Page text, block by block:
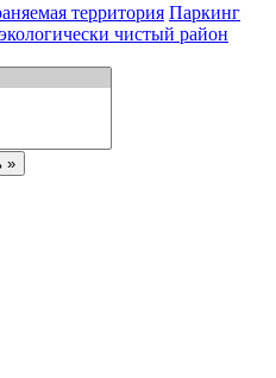
территория Паркинг
экологически чистый район
»